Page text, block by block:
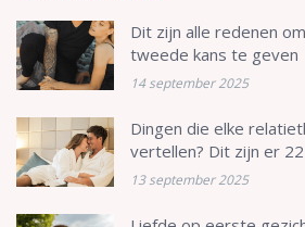
Dit zijn alle redenen
tweede kans te geven
14 september 2025
Dingen die elke
vertellen? Dit zijn er 22
13 september 2025